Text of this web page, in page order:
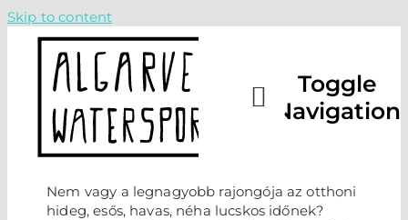
Skip to content
Toggle
Navigation
Nem vagy a legnagyobb rajongója az otthoni
hideg, esős, havas, néha lucskos időnek?